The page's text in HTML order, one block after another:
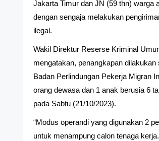
Jakarta Timur dan JN (59 thn) warga
dengan sengaja melakukan
ilegal.
Wakil Direktur Reserse Kriminal
mengatakan, penangkapan
Badan Perlindungan Pekerja Migran
orang dewasa dan 1 anak berusia 6
pada Sabtu (21/10/2023).
“Modus operandi yang digunakan 2
untuk menampung calon tenaga